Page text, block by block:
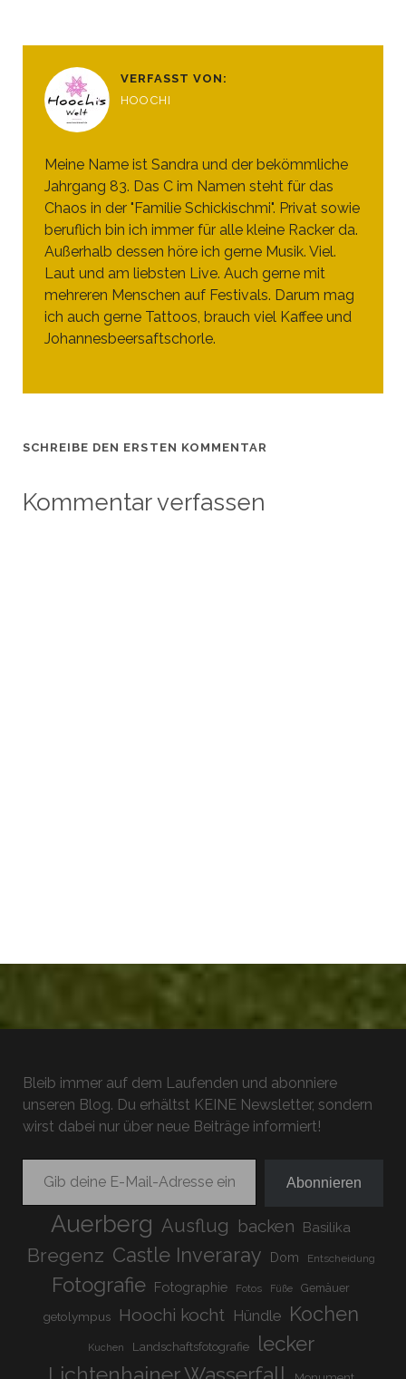
VERFASST VON:
HOOCHI
Meine Name ist Sandra und der bekömmliche
Jahrgang 83. Das C im Namen steht für das
Chaos in der "Familie Schickischmi". Privat sowie
beruflich bin ich immer für alle kleine Racker da.
Außerhalb dessen höre ich gerne Musik. Viel.
Laut und am liebsten Live. Auch gerne mit
mehreren Menschen auf Festivals. Darum mag
ich auch gerne Tattoos, brauch viel Kaffee und
Johannesbeersaftschorle.
SCHREIBE DEN ERSTEN KOMMENTAR
Kommentar verfassen
Bleib immer auf dem Laufenden und abonniere
unseren Blog. Du erhältst KEINE Newsletter, sondern
wirst dabei nur über neue Beiträge informiert!
Gib deine E-Mail-Adresse ein ...
Abonnieren
Auerberg Ausflug backen Basilika
Bregenz Castle Inveraray Dom Entscheidung
Fotografie Fotographie Fotos Füße Gemäuer
getolympus Hoochi kocht Hündle Kochen
Kuchen Landschaftsfotografie lecker
Lichtenhainer Wasserfall